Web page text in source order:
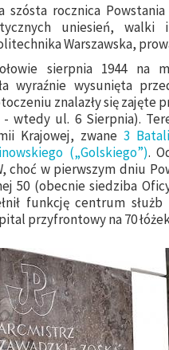
szósta rocznica
uniesień,
Warszawska,
sierpnia 1944 na
wyraźnie wysunięta
znalazły się zajęte
wtedy ul. 6 Sierpnia).
Krajowej, zwane 3
(„Golskiego”).
choć w pierwszym dniu
50 (obecnie siedziba
funkcję centrum
przyfrontowy na 70